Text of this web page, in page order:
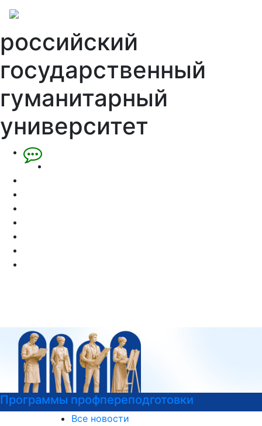
российский
государственный
гуманитарный
университет
Подготовка к вступительным испытаниям
Все новости